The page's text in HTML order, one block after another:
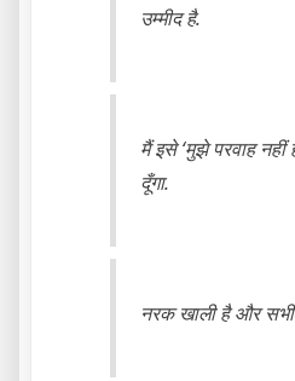
उम्मीद है.
मैं इसे ‘मुझे परवाह
दूँगा.
नरक खाली है और